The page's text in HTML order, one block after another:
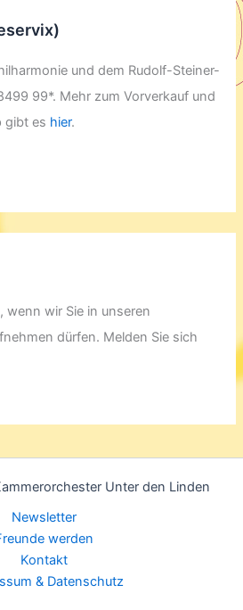
und dem Rudolf-Steiner-
99*. Mehr zum Vorverkauf und
gibt es hier.
wenn wir Sie in unseren
dürfen. Melden Sie sich
Unter den Linden
Newsletter
werden
Kontakt
& Datenschutz